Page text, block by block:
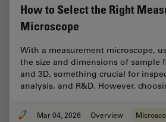
How to Select the Right
Microscope
With a measurement microscope,
the size and dimensions of sample
and 3D, something crucial for
analysis, and R&D. However,
Mar 04, 2026 Overview